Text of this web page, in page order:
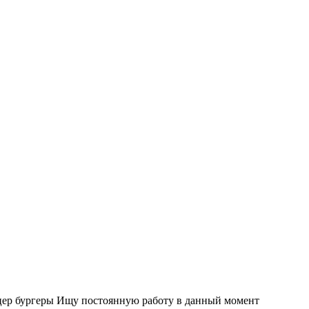
бургеры Ищу постоянную работу в данный момент